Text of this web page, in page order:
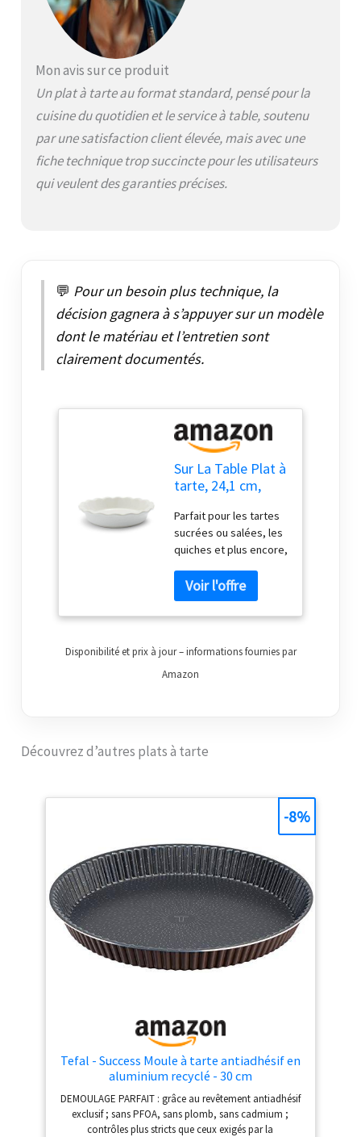
chez SLT
Mon avis sur ce produit
Un plat à tarte au format standard, pensé pour la
cuisine du quotidien et le service à table, soutenu
par une satisfaction client élevée, mais avec une
fiche technique trop succincte pour les utilisateurs
qui veulent des garanties précises.
💬 Pour un besoin plus technique, la
décision gagnera à s’appuyer sur un modèle
dont le matériau et l’entretien sont
clairement documentés.
Sur La Table Plat à
tarte, 24,1 cm,
Parfait pour les tartes
sucrées ou salées, les
quiches et plus encore,
classique offre un
chauffage doux et
uniforme pour
chaque fois Faire une
durable dispose d'un
contre les dommages
ustensiles, les taches
et l'absorption des
odeurs Passe sans
effort du congélateur
au four à la table et fait
un beau plat de service
Disponible uniquement
chez SLT
Disponibilité et prix à jour – informations fournies par
Amazon
Découvrez d’autres plats à tarte
Tefal - Success Moule à tarte antiadhésif en
aluminium recyclé - 30 cm
DEMOULAGE PARFAIT : grâce au revêtement antiadhésif
exclusif ; sans PFOA, sans plomb, sans cadmium ;
contrôles plus stricts que ceux exigés par la
-8%